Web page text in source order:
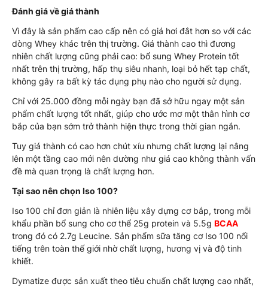
Đánh giá về giá thành
Vì đây là sản phẩm cao cấp nên có giá hơi đắt hơn so với các
dòng Whey khác trên thị trường. Giá thành cao thì đương
nhiên chất lượng cũng phải cao: bổ sung Whey Protein tốt
nhất trên thị trường, hấp thụ siêu nhanh, loại bỏ hết tạp chất,
không gây ra bất kỳ tác dụng phụ nào cho người sử dụng.
Chỉ với 25.000 đồng mỗi ngày bạn đã sở hữu ngay một sản
phẩm chất lượng tốt nhất, giúp cho ước mơ một thân hình cơ
bắp của bạn sớm trở thành hiện thực trong thời gian ngắn.
Tuy giá thành có cao hơn chút xíu nhưng chất lượng lại nâng
lên một tầng cao mới nên dường như giá cao không thành vấn
đề mà quan trọng là chất lượng hơn.
Tại sao nên chọn Iso 100?
Iso 100 chỉ đơn giản là nhiên liệu xây dựng cơ bắp, trong mỗi
khẩu phần bổ sung cho cơ thể 25g protein và 5.5g BCAA
trong đó có 2.7g Leucine. Sản phẩm sữa tăng cơ Iso 100 nổi
tiếng trên toàn thế giới nhờ chất lượng, hương vị và độ tinh
khiết.
Dymatize được sản xuất theo tiêu chuẩn chất lượng cao nhất,